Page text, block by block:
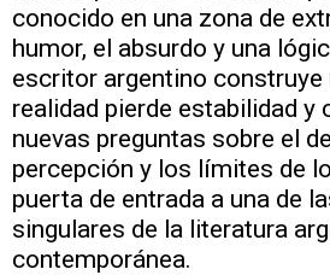
conocido en una zona de
humor, el absurdo y una
escritor argentino construye
realidad pierde estabilidad y
nuevas preguntas sobre el
percepción y los límites de
puerta de entrada a una de
singulares de la literatura
contemporánea.